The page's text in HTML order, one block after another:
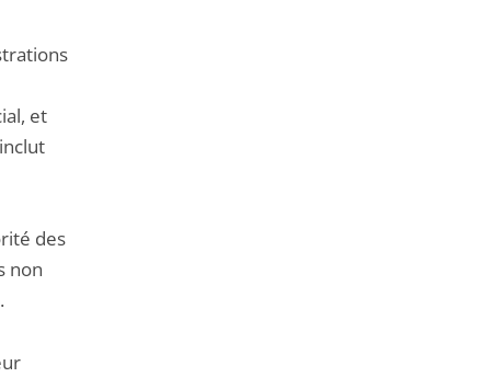
et
des
non